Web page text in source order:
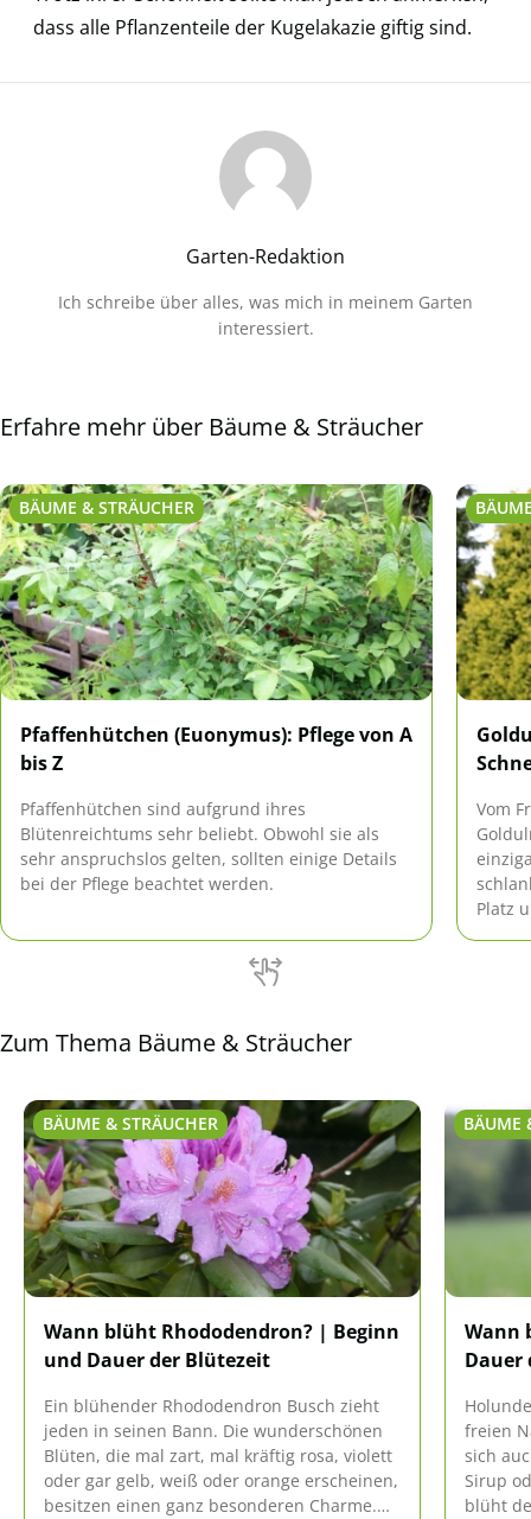
dass alle Pflanzenteile der Kugelakazie giftig sind.
Garten-Redaktion
Ich schreibe über alles, was mich in meinem Garten
interessiert.
Erfahre mehr über Bäume & Sträucher
BÄUME & STRÄUCHER
Pfaffenhütchen (Euonymus): Pflege von A
bis Z
Pfaffenhütchen sind aufgrund ihres
Blütenreichtums sehr beliebt. Obwohl sie als
sehr anspruchslos gelten, sollten einige Details
bei der Pflege beachtet werden.
Vom
Platz
Zum Thema Bäume & Sträucher
BÄUME & STRÄUCHER
Wann blüht Rhododendron? | Beginn
und Dauer der Blütezeit
Ein blühender Rhododendron Busch zieht
jeden in seinen Bann. Die wunderschönen
Blüten, die mal zart, mal kräftig rosa, violett
oder gar gelb, weiß oder orange erscheinen,
besitzen einen ganz besonderen Charme.
BÄUME
Wann
Dauer
freien
sich
Sirup
blüht